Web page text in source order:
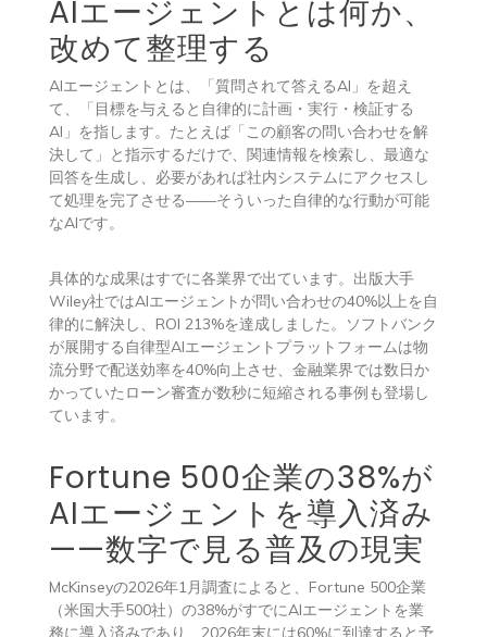
AIエージェントとは何か、
改めて整理する
AIエージェントとは、「質問されて答えるAI」を超え
て、「目標を与えると自律的に計画・実行・検証する
AI」を指します。たとえば「この顧客の問い合わせを解
決して」と指示するだけで、関連情報を検索し、最適な
回答を生成し、必要があれば社内システムにアクセスし
て処理を完了させる——そういった自律的な行動が可能
なAIです。
具体的な成果はすでに各業界で出ています。出版大手
Wiley社ではAIエージェントが問い合わせの40%以上を自
律的に解決し、ROI 213%を達成しました。ソフトバンク
が展開する自律型AIエージェントプラットフォームは物
流分野で配送効率を40%向上させ、金融業界では数日か
かっていたローン審査が数秒に短縮される事例も登場し
ています。
Fortune 500企業の38%が
AIエージェントを導入済み
——数字で見る普及の現実
McKinseyの2026年1月調査によると、Fortune 500企業
（米国大手500社）の38%がすでにAIエージェントを業
務に導入済みであり、2026年末には60%に到達すると予